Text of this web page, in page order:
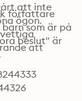
att inte
ögon.
vettiga
att
författare
som är på
beslut" är